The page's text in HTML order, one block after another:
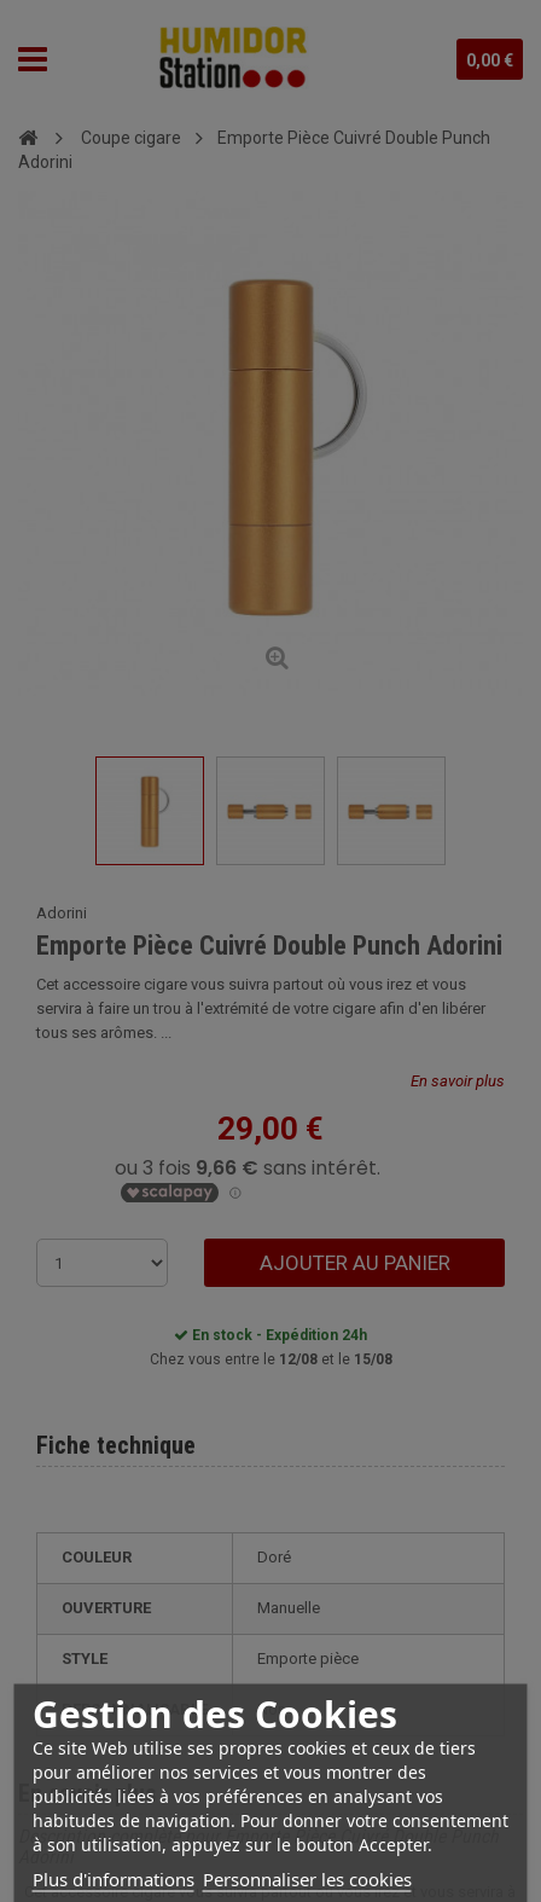
0,00 €
Gestion des Cookies
Ce site Web utilise ses propres cookies et ceux de tiers
pour améliorer nos services et vous montrer des
publicités liées à vos préférences en analysant vos
habitudes de navigation. Pour donner votre consentement
à son utilisation, appuyez sur le bouton Accepter.
Plus d'informations Personnaliser les cookies
Coupe cigare
Emporte Pièce Cuivré Double Punch
Adorini
Adorini
Emporte Pièce Cuivré Double Punch Adorini
Cet accessoire cigare vous suivra partout où vous irez et vous
servira à faire un trou à l'extrémité de votre cigare afin d'en libérer
tous ses arômes. ...
En savoir plus
29,00 €
AJOUTER AU PANIER
En stock - Expédition 24h
Chez vous entre le 12/08et le 15/08
Fiche technique
COULEUR Doré
OUVERTURE Manuelle
STYLE emporte pièce
PERSONNALISABLE non
En savoir plus
Description complète pour Emporte Pièce Cuivré Double Punch
Adorini
Cet accessoire cigare vous suivra partout où vous irez et vous servira à